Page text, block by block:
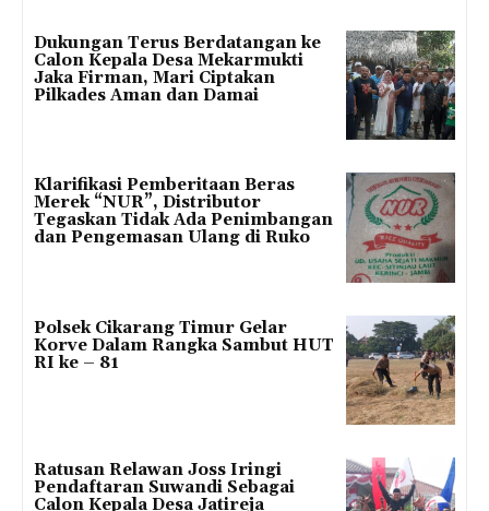
Dukungan Terus Berdatangan ke
Calon Kepala Desa Mekarmukti
Jaka Firman, Mari Ciptakan
Pilkades Aman dan Damai
Klarifikasi Pemberitaan Beras
Merek “NUR”, Distributor
Tegaskan Tidak Ada Penimbangan
dan Pengemasan Ulang di Ruko
Polsek Cikarang Timur Gelar
Korve Dalam Rangka Sambut HUT
RI ke – 81
Ratusan Relawan Joss Iringi
Pendaftaran Suwandi Sebagai
Calon Kepala Desa Jatireja